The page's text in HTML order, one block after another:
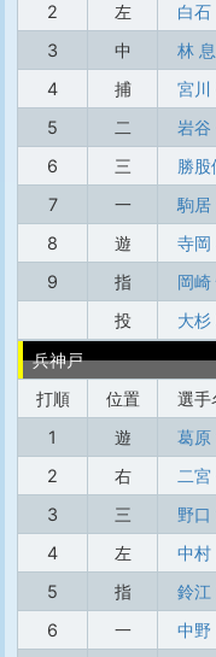
2
左 白石
3
中 林
4
捕 宮川
5
二 岩谷
6
三 勝股
7
一 駒居
8
遊 寺岡
9
指 岡崎
投
大杉
兵神戸
打順
位置 選手
1
遊 葛原
2
右 二宮
3
三 野口
4
左 中村
5
指 鈴江
6
一 中野